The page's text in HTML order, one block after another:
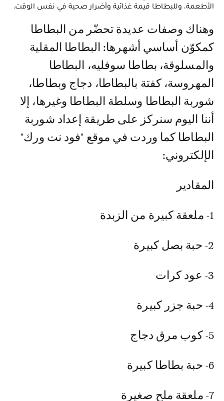
الأطعمة، وللبطاطا قيمة غذائية وأضرار صحية في نفس الوقت. ‏
وهناك وصفات عديدة تحضّر من البطاطا
كمكوّن أساسي أشهرها: البطاطا المقلية
والمسلوقة، ‏بطاطا سوفليه،‎ ‎البطاطا
المهروسة، كفتة بالبطاطا، دجاج وبطاطا،
شوربة البطاطا وسلطة ‏البطاطا وغيرها، إلا
أننا اليوم سنركز على طريقة إعداد شوربة
البطاطا كما وردت في موقع ‏‏"فود نت ورك"
الإلكتروني:‏
المقادير